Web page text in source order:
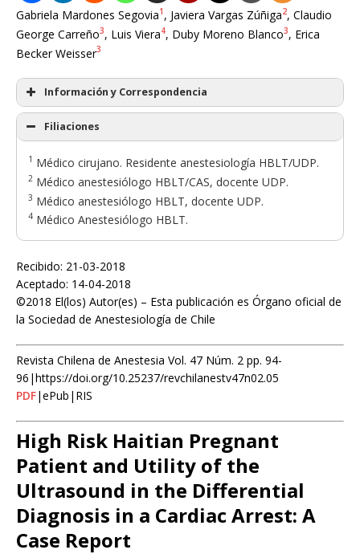
Gabriela Mardones Segovia1 , Javiera Vargas Zúñiga2, Claudio
George Carreño3, Luis Viera4, Duby Moreno Blanco3, Erica
Becker Weisser3
Información y Correspondencia
Filiaciones
1 Médico cirujano. Residente anestesiología HBLT/UDP.
2 Médico anestesiólogo HBLT/CAS, docente UDP.
3 Médico anestesiólogo HBLT, docente UDP.
4 Médico Anestesiólogo HBLT.
Recibido: 21-03-2018
Aceptado: 14-04-2018
©2018 El(los) Autor(es) – Esta publicación es Órgano oficial de
la Sociedad de Anestesiología de Chile
Revista Chilena de Anestesia Vol. 47 Núm. 2 pp. 94-
96|https://doi.org/10.25237/revchilanestv47n02.05
PDF|ePub|RIS
High Risk Haitian Pregnant
Patient and Utility of the
Ultrasound in the Differential
Diagnosis in a Cardiac Arrest: A
Case Report